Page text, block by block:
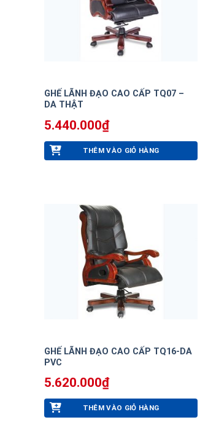
GHẾ LÃNH ĐẠO CAO CẤP TQ07 –
DA THẬT
5.440.000₫
THÊM VÀO GIỎ HÀNG
GHẾ LÃNH ĐẠO CAO CẤP TQ16-DA
PVC
5.620.000₫
THÊM VÀO GIỎ HÀNG